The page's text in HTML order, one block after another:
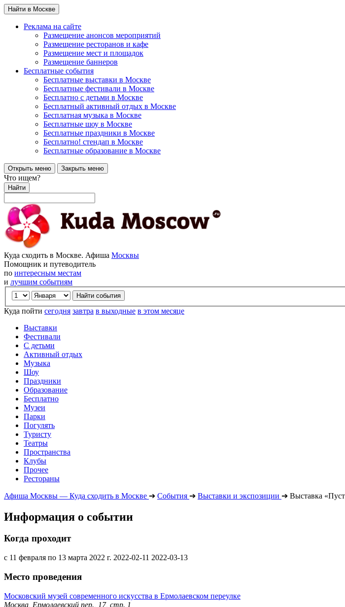
Найти в Москве
Реклама на сайте
Размещение анонсов мероприятий
Размещение ресторанов и кафе
Размещение мест и площадок
Размещение баннеров
Бесплатные события
Бесплатные выставки в Москве
Бесплатные фестивали в Москве
Бесплатно с детьми в Москве
Бесплатный активный отдых в Москве
Бесплатная музыка в Москве
Бесплатные шоу в Москве
Бесплатные праздники в Москве
Бесплатно! стендап в Москве
Бесплатные образование в Москве
Открыть меню Закрыть меню
Что ищем?
Найти
Куда сходить в Москве. Афиша Москвы
Помощник и путеводитель
по интересным местам
и лучшим событиям
Куда пойти сегодня завтра в выходные в этом месяце
Выставки
Фестивали
С детьми
Активный отдых
Музыка
Шоу
Праздники
Образование
Бесплатно
Музеи
Парки
Погулять
Туристу
Театры
Пространства
Клубы
Прочее
Рестораны
Афиша Москвы — Куда сходить в Москве ➔ События ➔ Выставки и экспозиции ➔ Выставка
Информация о событии
Когда проходит
с 11 февраля по 13 марта 2022 г. 2022-02-11 2022-03-13
Место проведения
Московский музей современного искусства в Ермолаевском переулке
Москва, Ермолаевский пер., 17, стр. 1